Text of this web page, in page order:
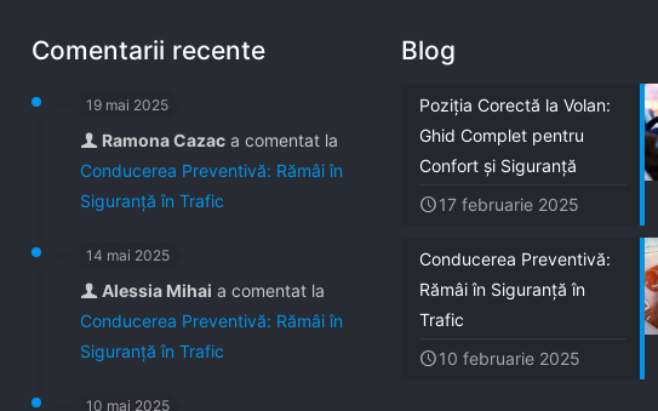
Comentarii recente
19 mai 2025
Ramona Cazac a comentat la
Conducerea Preventivă: Rămâi în
Siguranță în Trafic
14 mai 2025
Alessia Mihai a comentat la
Conducerea Preventivă: Rămâi în
Siguranță în Trafic
10 mai 2025
Blog
Poziția Corectă la Volan:
Ghid Complet pentru
Confort și Siguranță
17 februarie 2025
Conducerea Preventivă:
Rămâi în Siguranță în
Trafic
10 februarie 2025